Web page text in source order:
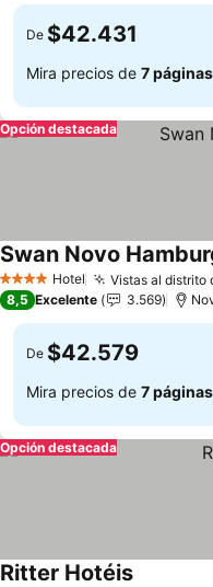
De $42.431
Mira precios de 7 páginas
Opción destacada
4 EstrellasHotel Vistas al distrito
Swan Novo
8,5 Excelente 3.569
De $42.579
Mira precios de 7 páginas
Opción destacada
Ritter Hotéis